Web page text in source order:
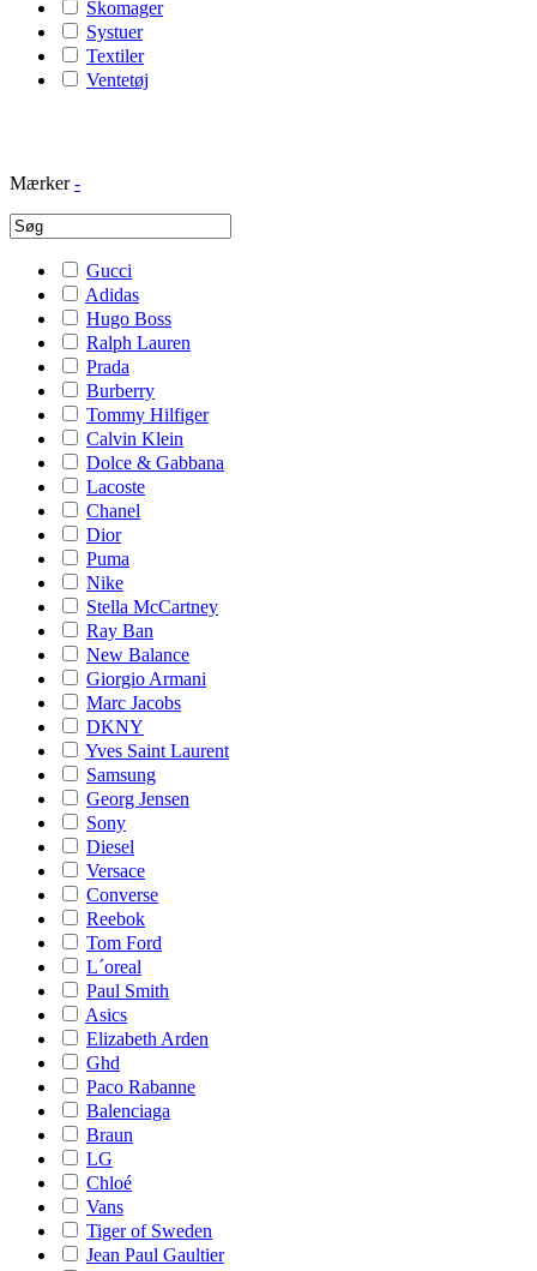
Skomager
Systuer
Textiler
Ventetøj
Mærker -
Gucci
Adidas
Hugo Boss
Ralph Lauren
Prada
Burberry
Tommy Hilfiger
Calvin Klein
Dolce & Gabbana
Lacoste
Chanel
Dior
Puma
Nike
Stella McCartney
Ray Ban
New Balance
Giorgio Armani
Marc Jacobs
DKNY
Yves Saint Laurent
Samsung
Georg Jensen
Sony
Diesel
Versace
Converse
Reebok
Tom Ford
L´oreal
Paul Smith
Asics
Elizabeth Arden
Ghd
Paco Rabanne
Balenciaga
Braun
LG
Chloé
Vans
Tiger of Sweden
Jean Paul Gaultier